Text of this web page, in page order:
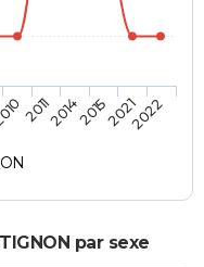
20112014201520212022
par sexe